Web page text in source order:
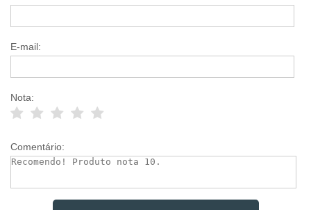
E-mail:
Nota:
Comentário: